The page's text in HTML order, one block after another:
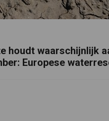
houdt waarschijnlijk
Europese